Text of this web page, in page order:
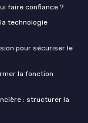
faire confiance ?
technologie
pour sécuriser le
la fonction
: structurer la